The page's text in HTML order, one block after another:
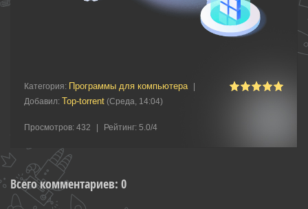
Категория: Программы для компьютера
Добавил: Top-torrent (Среда, 14:04)
Просмотров: 432 Рейтинг: 5.0/4
Всего комментариев: 0